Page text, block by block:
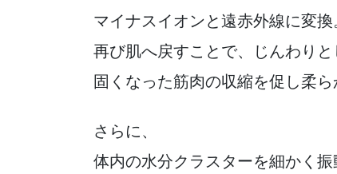
マイナスイオンと遠赤外線に変換
再び肌へ戻すことで、じんわり
固くなった筋肉の収縮を促し柔ら
さらに、
体内の水分クラスターを細かく振